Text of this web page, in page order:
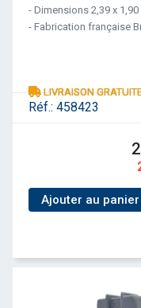
Réf.: 458423
- Dimensions 2,39 x 1,90
- Fabrication française
LIVRAISON
Ajouter au panier